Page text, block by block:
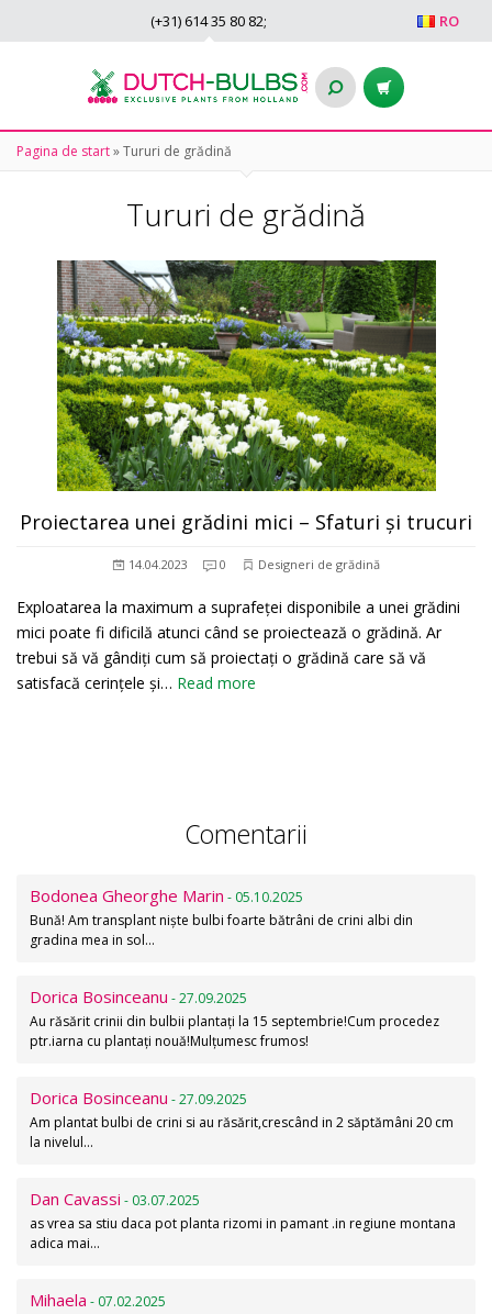
RO
(+31) 614 35 80 82;
Pagina de start»Tururi de grădină
Tururi de grădină
Proiectarea unei grădini mici – Sfaturi și trucuri
14.04.2023 0 Designeri de grădină
Exploatarea la maximum a suprafeței disponibile a unei grădini
mici poate fi dificilă atunci când se proiectează o grădină. Ar
trebui să vă gândiți cum să proiectați o grădină care să vă
satisfacă cerințele și… Read more
Comentarii
Bodonea Gheorghe Marin - 05.10.2025
Bună! Am transplant niște bulbi foarte bătrâni de crini albi din
gradina mea in sol…
Dorica Bosinceanu - 27.09.2025
Au răsărit crinii din bulbii plantați la 15 septembrie!Cum procedez
ptr.iarna cu plantați nouă!Mulțumesc frumos!
Dorica Bosinceanu - 27.09.2025
Am plantat bulbi de crini si au răsărit,crescând in 2 săptămâni 20 cm
la nivelul…
Dan Cavassi - 03.07.2025
as vrea sa stiu daca pot planta rizomi in pamant .in regiune montana
adica mai…
Mihaela - 07.02.2025